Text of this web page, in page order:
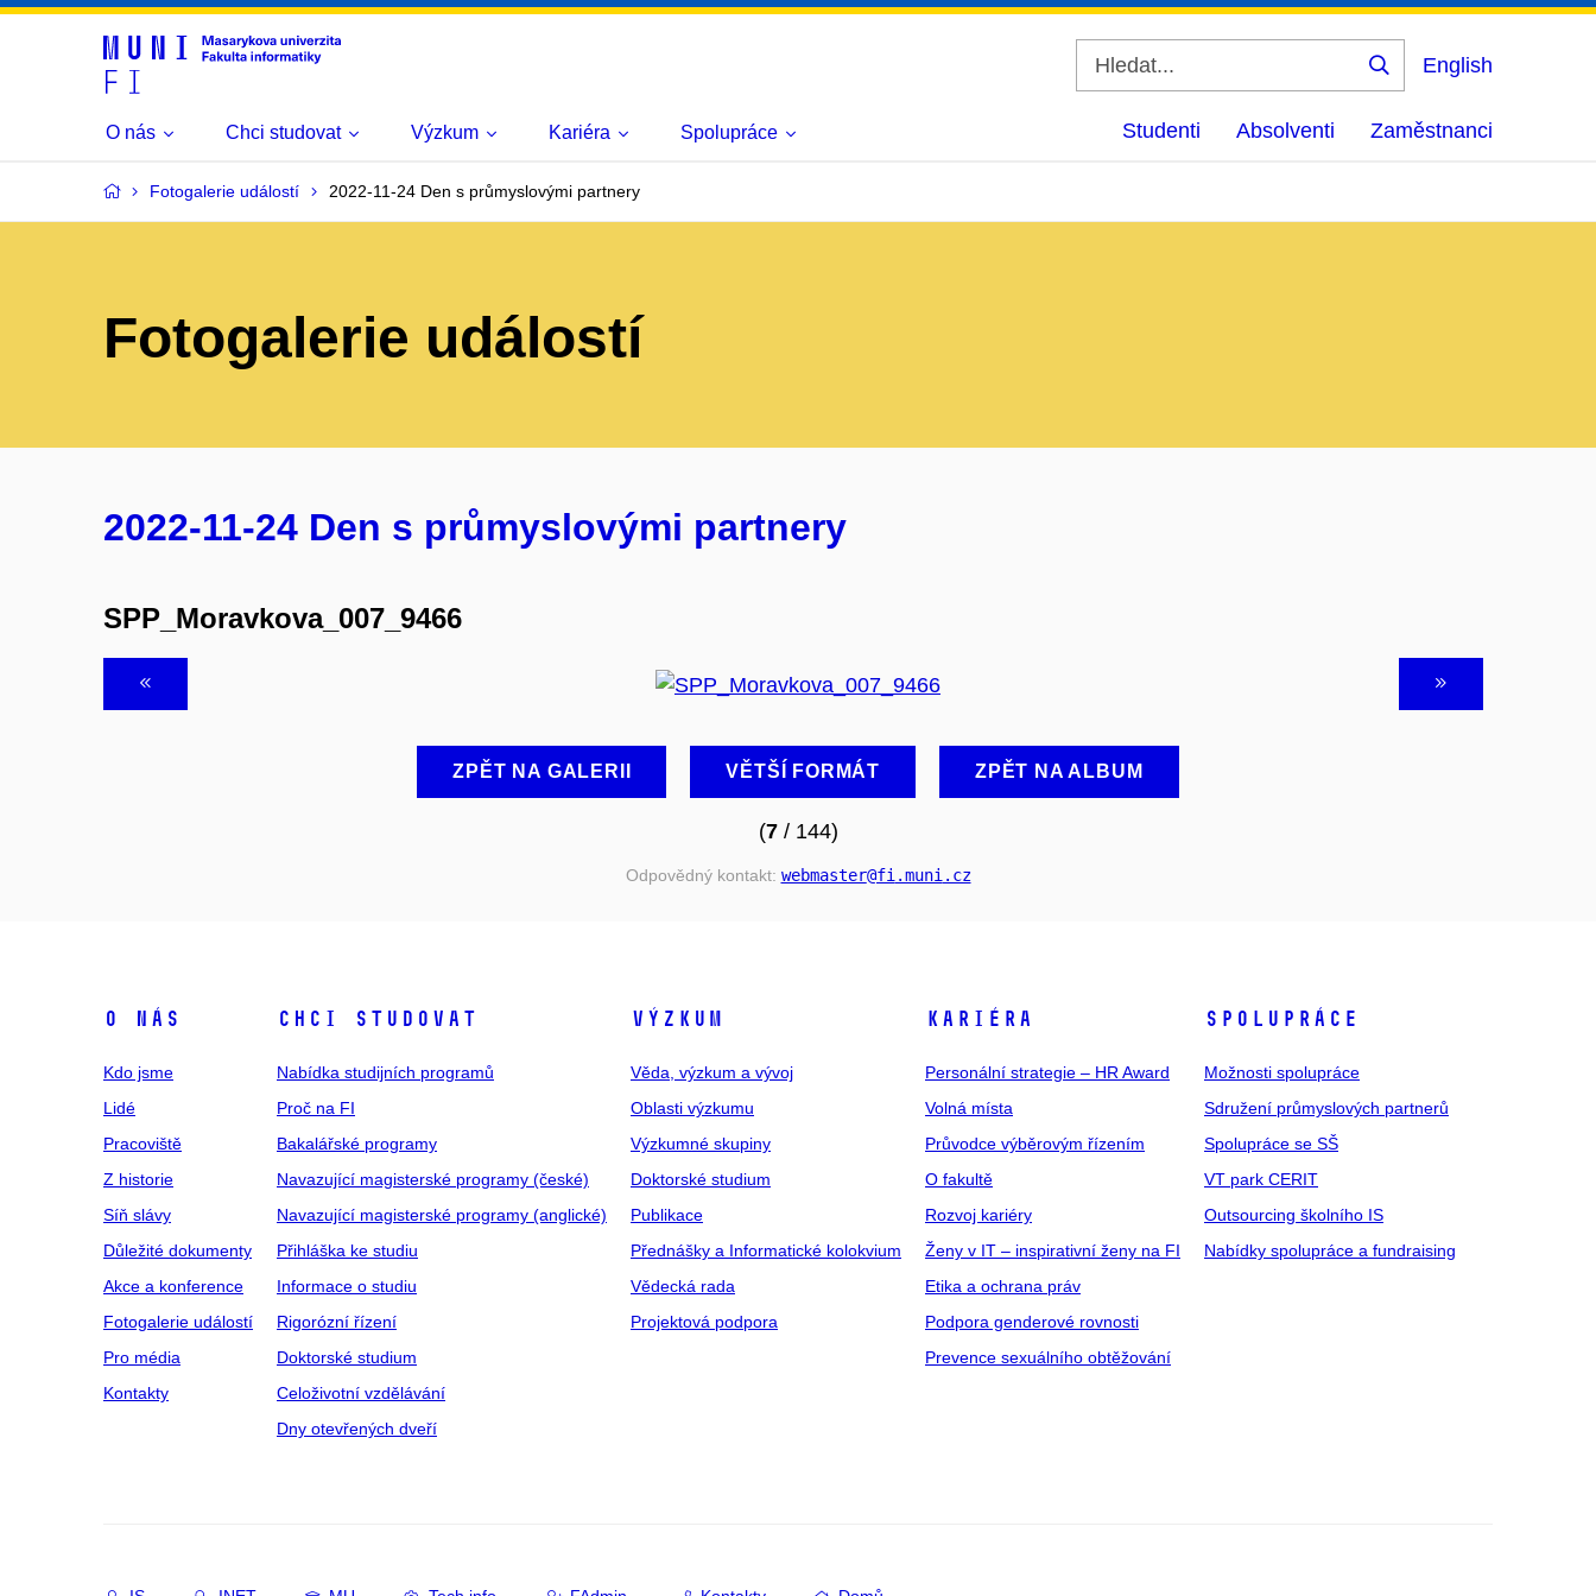
Vyhledat
English
O nás Chci studovat Výzkum Kariéra Spolupráce Studenti Absolventi Zaměstnanci
Fotogalerie událostí 2022-11-24 Den s průmyslovými partnery
Fotogalerie událostí
2022-11-24 Den s průmyslovými partnery
SPP_Moravkova_007_9466
ZPĚT NA GALERII VĚTŠÍ FORMÁT ZPĚT NA ALBUM
(7/ 144)
Odpovědný kontakt: webmaster@fi .muni .cz
O NÁS
Kdo jsme
Lidé
Pracoviště
Z historie
Síň slávy
Důležité dokumenty
Akce a konference
Fotogalerie událostí
Pro média
Kontakty
CHCI STUDOVAT
Nabídka studijních programů
Proč na FI
Bakalářské programy
Navazující magisterské programy (české)
Navazující magisterské programy (anglické)
Přihláška ke studiu
Informace o studiu
Rigorózní řízení
Doktorské studium
Celoživotní vzdělávání
Dny otevřených dveří
VÝZKUM
Věda, výzkum a vývoj
Oblasti výzkumu
Výzkumné skupiny
Doktorské studium
Publikace
Přednášky a Informatické kolokvium
Vědecká rada
Projektová podpora
KARIÉRA
Personální strategie – HR Award
Volná místa
Průvodce výběrovým řízením
O fakultě
Rozvoj kariéry
Ženy v IT – inspirativní ženy na FI
Etika a ochrana práv
Podpora genderové rovnosti
Prevence sexuálního obtěžování
SPOLUPRÁCE
Možnosti spolupráce
Sdružení průmyslových partnerů
Spolupráce se SŠ
VT park CERIT
Outsourcing školního IS
Nabídky spolupráce a fundraising